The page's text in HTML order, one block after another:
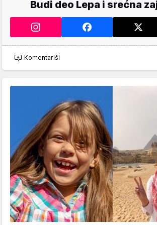
Budi deo Lepa i srećna
Komentariši